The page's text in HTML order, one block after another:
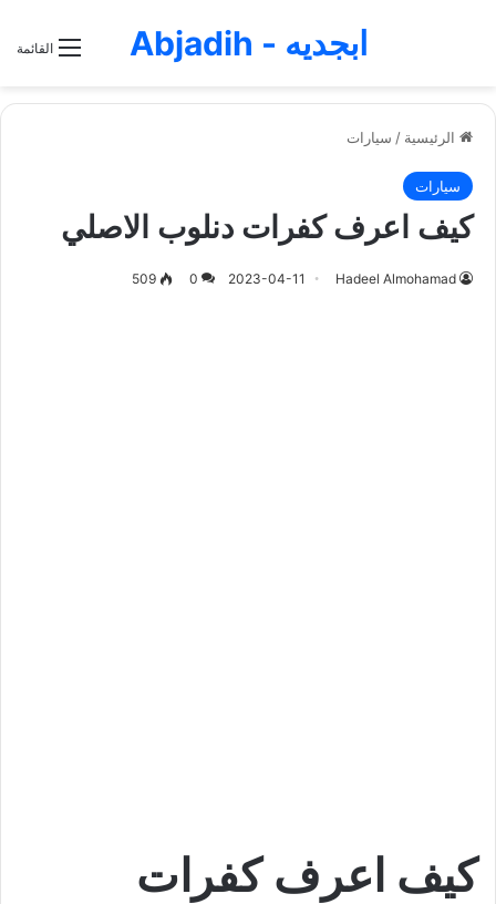
القائمة ابجديه - Abjadih
الرئيسية / سيارات
سيارات
كيف اعرف كفرات دنلوب الاصلي
Hadeel Almohamad
2023-04-11
0
509
كيف اعرف كفرات